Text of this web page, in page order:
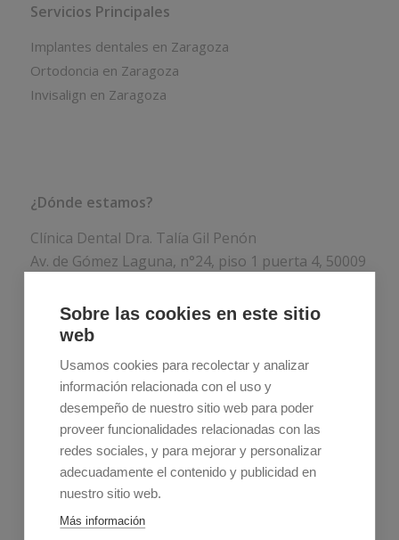
Sobre las cookies en este sitio
web
Usamos cookies para recolectar y analizar
información relacionada con el uso y
desempeño de nuestro sitio web para poder
proveer funcionalidades relacionadas con las
redes sociales, y para mejorar y personalizar
adecuadamente el contenido y publicidad en
nuestro sitio web.
Más información
Servicios Principales
Implantes dentales en Zaragoza
Ortodoncia en Zaragoza
Invisalign en Zaragoza
¿Dónde estamos?
Clínica Dental Dra. Talía Gil Penón
Av. de Gómez Laguna, n°24, piso 1 puerta 4, 50009
Teléfono:976 75 77 44
Estos son nuestros horarios
Lunes a jueves:9:00–21:00
Viernes:9:00–15:00